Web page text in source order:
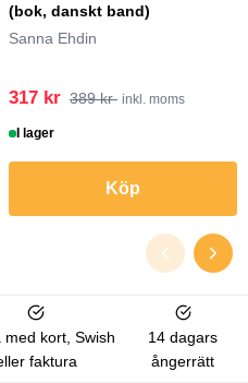
(bok, danskt band)
Sanna Ehdin
317 kr 389 kr inkl. moms
I lager
Köp
med kort, Swish
faktura
14 dagars
ångerrätt